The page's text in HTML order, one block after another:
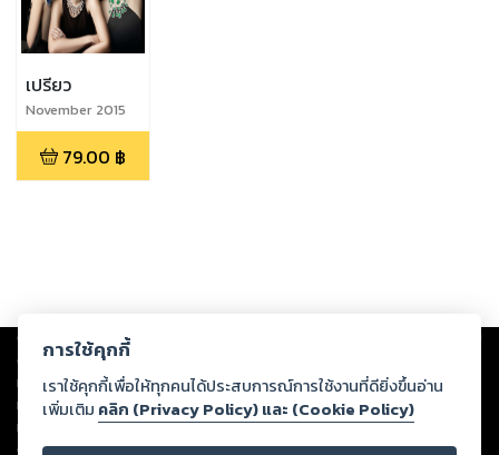
เปรียว
November 2015
79.00 ฿
Copyright © 2026
ต่อผลงานหรือเนื้อหาใดที่อัปโหลดผ่านเว็บไซต์และปรากฏว่าละเมิดสิทธิใน
ทรัพย์สินทางปัญญาของบุคคลอื่นหรือขัดต่อกฎหมายและศีลธรรม ดังนั้น ผู้อ่าน
ทุกท่านโปรดใช้วิจารณญาณในการกลั่นกรองด้วยตนเอง และหากท่านพบว่าส่วน
หนึ่งส่วนใดขัดต่อกฎหมายและศีลธรรม กรุณาแจ้งมายังบริษัท เพื่อทีมงานจะได้
ดำเนินการในทันที ทั้งนี้ ทางสตอรี่ล็อกขอสงวนลิขสิทธิ์ตามพระราชบัญญัติ
การใช้คุกกี้
เราใช้คุกกี้เพื่อให้ทุกคนได้ประสบการณ์การใช้งานที่ดียิ่งขึ้นอ่าน
เพิ่มเติม คลิก (Privacy Policy) และ (Cookie Policy)